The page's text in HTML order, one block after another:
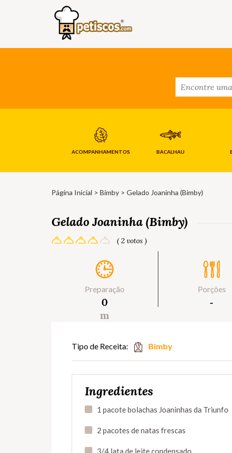
ACOMPANHAMENTOS BACALHAU
Página Inicial > Bimby > Gelado Joaninha (Bimby)
Gelado Joaninha (Bimby)
( 2 votos )
Preparação
0
m
Porções
‐
Tipo de Receita: Bimby
Ingredientes
1 pacote bolachas Joaninhas da Triunfo
2 pacotes de natas frescas
3/4 lata de leite condensado